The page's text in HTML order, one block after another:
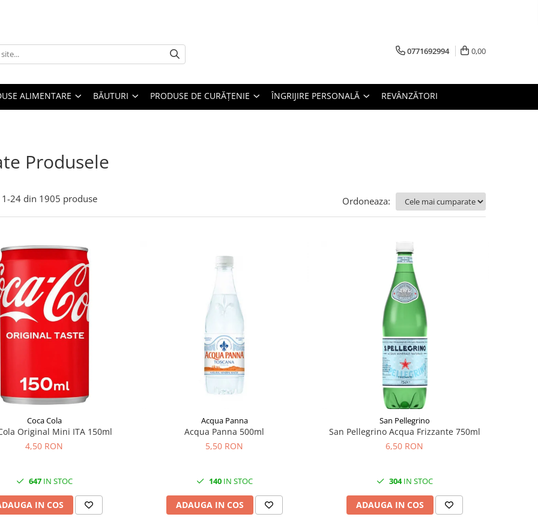
0771692994 0,00
ALIMENTARE BĂUTURI PRODUSE DE CURĂȚENIE ÎNGRIJIRE PERSONALĂ REVÂNZĂTORI
Produsele
1-24 din 1905 produse Ordoneaza:
Coca Cola
Original Mini ITA 150ml
4,50 RON
647IN STOC
IN COS
Acqua Panna
Acqua Panna 500ml
5,50 RON
140IN STOC
ADAUGA IN COS
San Pellegrino
San Pellegrino Acqua Frizzante 750ml
6,50 RON
304IN STOC
ADAUGA IN COS